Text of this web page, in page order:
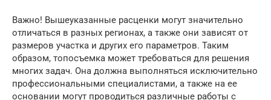
Важно! Вышеуказанные расценки могут значительно
отличаться в разных регионах, а также они зависят от
размеров участка и других его параметров. Таким
образом, топосъемка может требоваться для решения
многих задач. Она должна выполняться исключительно
профессиональными специалистами, а также на ее
основании могут проводиться различные работы с